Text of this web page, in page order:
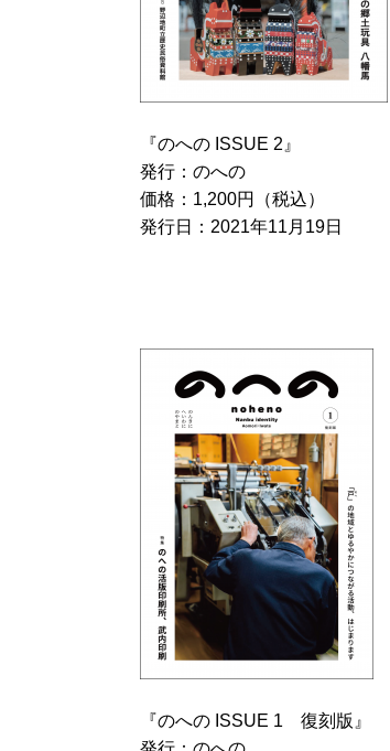
『のへの ISSUE 2 』
発行：のへの
価格： 1,200円（税込）
発行日： 2021年11 月 19日
『のへの ISSUE 1 復刻版』